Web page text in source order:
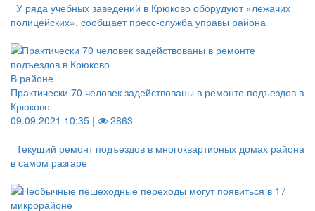
У ряда учебных заведений в Крюково оборудуют «лежачих
полицейских», сообщает пресс-служба управы района
В районе
Практически 70 человек задействованы в ремонте подъездов в
Крюково
09.09.2021 10:35 |
2863
Текущий ремонт подъездов в многоквартирных домах района
в самом разгаре